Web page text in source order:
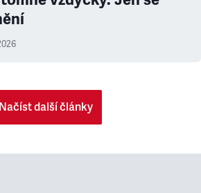
Načíst další články